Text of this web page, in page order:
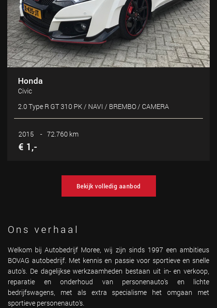
Honda
Civic
2.0 Type R GT 310 PK / NAVI / BREMBO / CAMERA
2015 - 72.760 km
€ 1,-
Bekijk volledig aanbod
Ons verhaal
Welkom bij Autobedrijf Moree, wij zijn sinds 1997 een ambitieus
BOVAG autobedrijf. Met kennis en passie voor sportieve en snelle
auto's. De dagelijkse werkzaamheden bestaan uit in- en verkoop,
reparatie en onderhoud van personenauto's en lichte
bedrijfswagens, met als extra specialisme het omgaan met
sportieve personenauto's.